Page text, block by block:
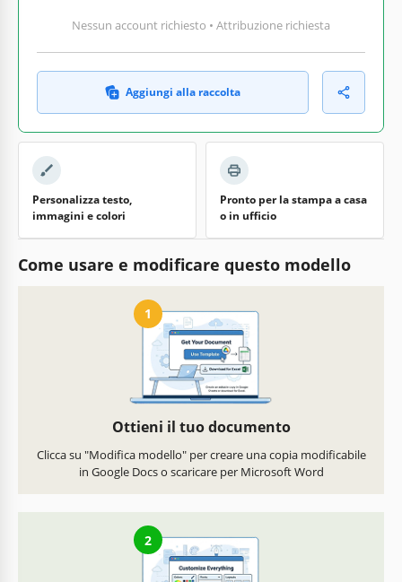
Nessun account richiesto • Attribuzione richiesta
Aggiungi alla raccolta
Personalizza testo,
immagini e colori
Pronto per la stampa a casa
o in ufficio
Come usare e modificare questo modello
1
Ottieni il tuo documento
Clicca su "Modifica modello" per creare una copia modificabile
in Google Docs o scaricare per Microsoft Word
2